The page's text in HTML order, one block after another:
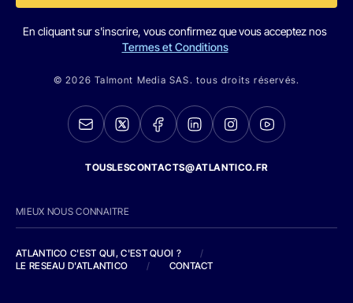
En cliquant sur s'inscrire, vous confirmez que vous acceptez nos
Termes et Conditions
© 2026 Talmont Media SAS. tous droits réservés.
TOUSLESCONTACTS@ATLANTICO.FR
MIEUX NOUS CONNAITRE
ATLANTICO C'EST QUI, C'EST QUOI ?
/
LE RESEAU D'ATLANTICO
/ CONTACT